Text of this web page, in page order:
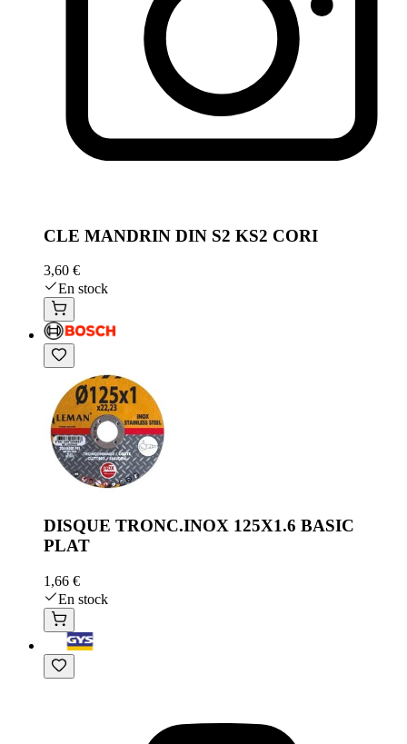
CLE MANDRIN DIN S2 KS2 CORI
3,60 €
En stock
DISQUE TRONC.INOX 125X1.6 BASIC
PLAT
1,66 €
En stock